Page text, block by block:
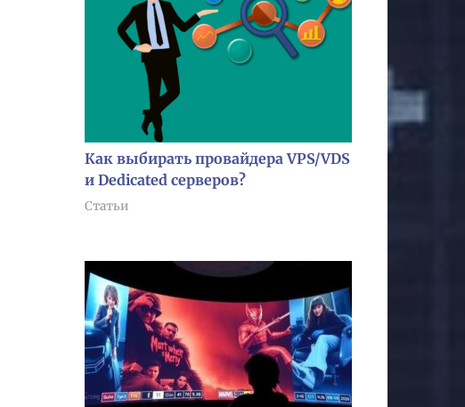
Как выбирать провайдера VPS/VDS
и Dedicated серверов?
Статьи